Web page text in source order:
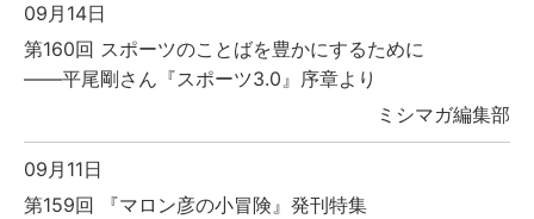
09月14日
第160回 スポーツのことばを豊かにするために
――平尾剛さん『スポーツ3.0』序章より
ミシマガ編集部
09月11日
第159回 『マロン彦の小冒険』発刊特集